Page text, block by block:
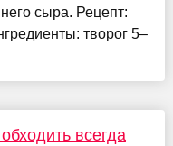
сыра. Рецепт:
творог 5–
всегда